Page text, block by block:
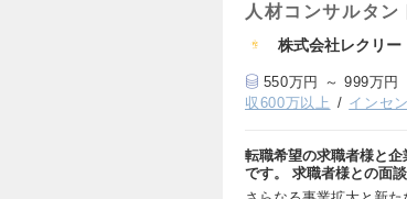
人材コンサルタ
株式会社レクリー
550万円 ～ 999万円
収600万以上
インセ
転職希望の求職者様と
です。 求職者様との面